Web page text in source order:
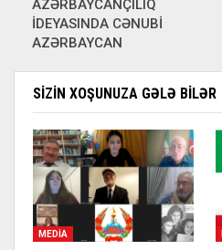
AZƏRBAYCANÇILIQ
İDEYASINDA CƏNUBİ
AZƏRBAYCAN
SIZIN XOŞUNUZA GƏLƏ BILƏR
MEDIA